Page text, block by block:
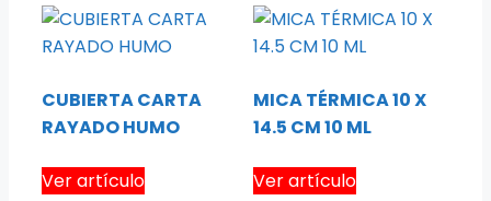
CUBIERTA CARTA
RAYADO HUMO
Ver artículo
MICA TÉRMICA 10 X
14.5 CM 10 ML
Ver artículo